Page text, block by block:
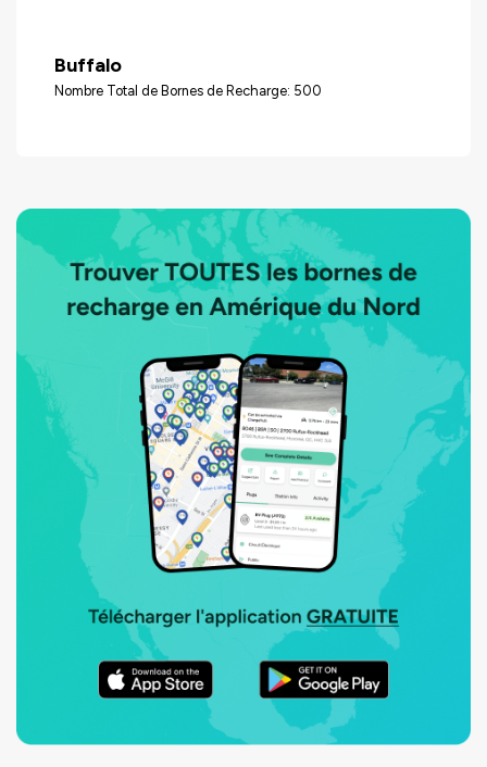
Buffalo
Nombre Total de Bornes de Recharge: 500